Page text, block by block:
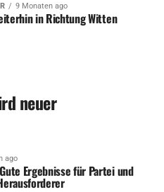
9 Monaten ago
in Richtung Witten
neuer
ago
Ergebnisse für Partei und